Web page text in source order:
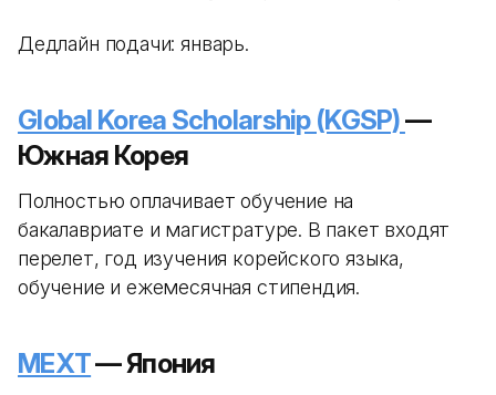
Дедлайн подачи: январь.
Global Korea Scholarship (KGSP)—
Южная Корея
Полностью оплачивает обучение на
бакалавриате и магистратуре. В пакет входят
перелет, год изучения корейского языка,
обучение и ежемесячная стипендия.
MEXT— Япония